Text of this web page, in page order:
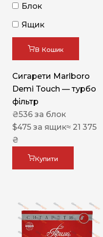
Блок
Ящик
В Кошик
Сигарети Marlboro
Demi Touch — турбо
фільтр
₴536 за блок
$475 за ящик≈ 21 375
₴
Купити